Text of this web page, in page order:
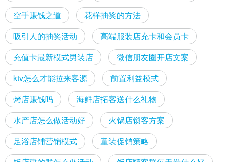
空手赚钱之道
花样抽奖的方法
吸引人的抽奖活动
高端服装店充卡和会员卡
充值卡最新模式男装店
微信朋友圈开店文案
ktv怎么才能拉来客源
前置利益模式
烤店赚钱吗
海鲜店拓客送什么礼物
水产店怎么做活动好
火锅店锁客方案
足浴店铺营销模式
童装促销策略